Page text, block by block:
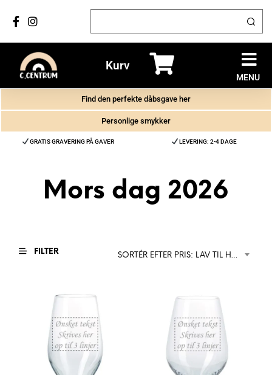
Kurv
MENU
Find den perfekte dåbsgave her
Personlige smykker
GRATIS GRAVERING PÅ GAVER LEVERING: 2-4 DAGE
Mors dag 2026
FILTER